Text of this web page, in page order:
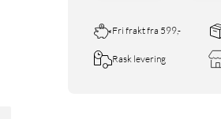
Fri frakt fra 599,-
Rask levering